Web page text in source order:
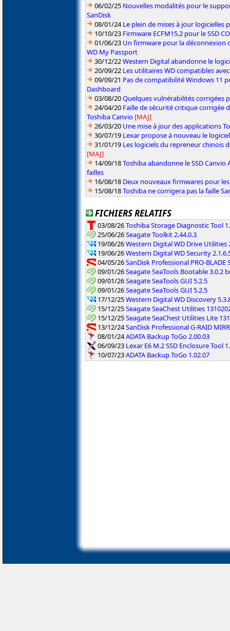
06/02/25 Nouvelles modalités pour le
SanDisk
08/01/24Le plein de mises à jour logicielles
10/10/23 Firmware ECFM15.2 pour le SSD
01/06/23 Un firmware pour la déconnexion
WD My Passport
30/12/22Western Digital abandonne le
20/09/22 Les utilitaires WD compatibles
09/09/21 Pas de compatibilité Windows 11
Dashboard
03/08/20Quelques vulnérabilités corrigées
24/04/20 Faille de sécurité critique corrigée
Toshiba Canvio [MAJ]
26/03/20 Une mise à jour des applications
30/07/19 Lexar propose à nouveau le
31/01/19 Les logiciels du repreneur chinois
[MAJ]
14/09/18Toshiba abandonne le SSD Canvio
failles
16/08/18 Deux nouveaux firmwares pour
15/08/18Toshiba ne corrigera pas la faille
FICHIERS RELATIFS
03/08/26Toshiba Storage Diagnostic Tool
25/06/26Seagate Toolkit 2.44.0.3
19/06/26Western Digital WD Drive Utilities
19/06/26Western Digital WD Security
04/05/26SanDisk Professional PRO-BLADE
09/01/26Seagate SeaTools Bootable 3.0.2
09/01/26Seagate SeaTools GUI 5.2.5
09/01/26Seagate SeaTools GUI 5.2.5
17/12/25Western Digital WD Discovery
15/12/25Seagate SeaChest Utilities
15/12/25Seagate SeaChest Utilities Lite
13/12/24SanDisk Professional G-RAID
08/01/24ADATA Backup ToGo 2.00.03
06/09/23 Lexar E6 M.2 SSD Enclosure Tool
10/07/23ADATA Backup ToGo 1.02.07